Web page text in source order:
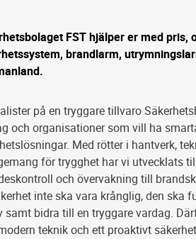
FST hjälper er med
brandlarm,
på en tryggare tillvaro
och organisationer som vill ha
Med rötter i hantverk,
för trygghet har vi utvecklats
och övervakning till
inte ska vara krånglig, den ska
samt bidra till en tryggare vardag.
teknik och ett proaktivt